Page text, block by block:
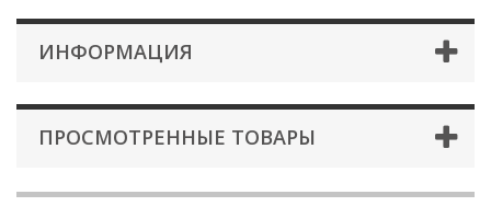
ИНФОРМАЦИЯ
ПРОСМОТРЕННЫЕ ТОВАРЫ